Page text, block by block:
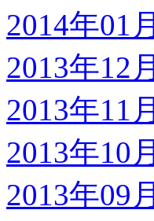
2014年01月
2013年12月
2013年11月
2013年10月
2013年09月